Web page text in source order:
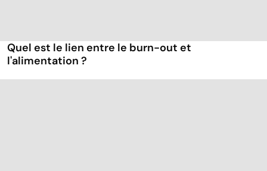
Quel est le lien entre le burn-out et
l'alimentation ?